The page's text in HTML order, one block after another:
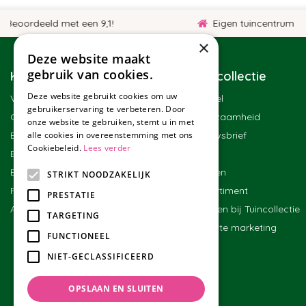
met een 9,1! Eigen tuincentrum
Klantenservice
Veelgestelde vragen
Contact
Bestellen
Bezorgen en afhalen
Betalen
Ruilen en retourneren
Algemene voorwaarden
Tuincollectie
Winkel
Duurzaamheid
Nieuwsbrief
Merken
Assortiment
Werken bij Tuincollectie
Affiliate marketing
×
Deze website maakt
gebruik van cookies.
Deze website gebruikt cookies om uw
gebruikerservaring te verbeteren. Door
onze website te gebruiken, stemt u in met
alle cookies in overeenstemming met ons
Cookiebeleid. Lees verder
STRIKT NOODZAKELIJK
PRESTATIE
TARGETING
FUNCTIONEEL
NIET-GECLASSIFICEERD
OPSLAAN EN SLUITEN